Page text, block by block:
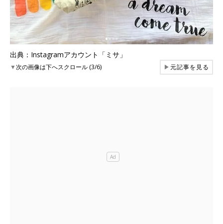
出典：Instagramアカウント「ミサ」
▼次の画像は下へスクロール (3/6) ▶元記事を見る